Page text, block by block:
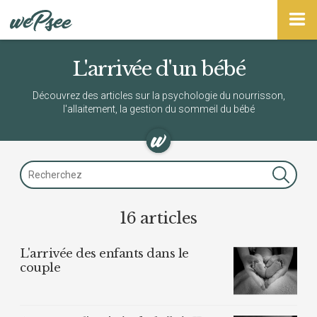
L'arrivée d'un bébé
Découvrez des articles sur la psychologie du nourrisson,
l'allaitement, la gestion du sommeil du bébé
16 articles
L'arrivée des enfants dans le
couple